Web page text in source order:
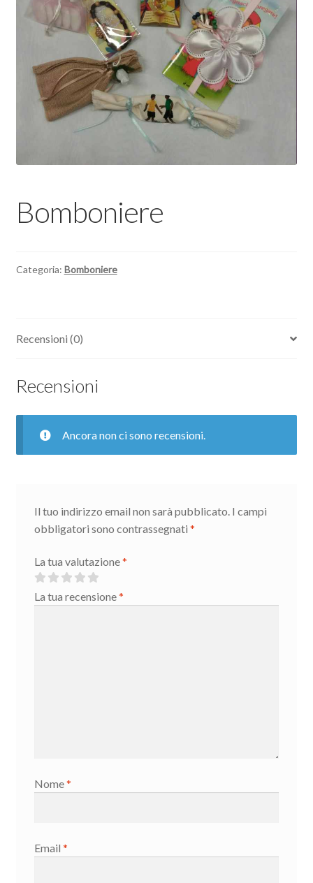
Bomboniere
Categoria: Bomboniere
Recensioni (0)
Recensioni
Ancora non ci sono recensioni.
Il tuo indirizzo email non sarà pubblicato. I campi
obbligatori sono contrassegnati *
La tua valutazione*
La tua recensione*
Nome*
Email *